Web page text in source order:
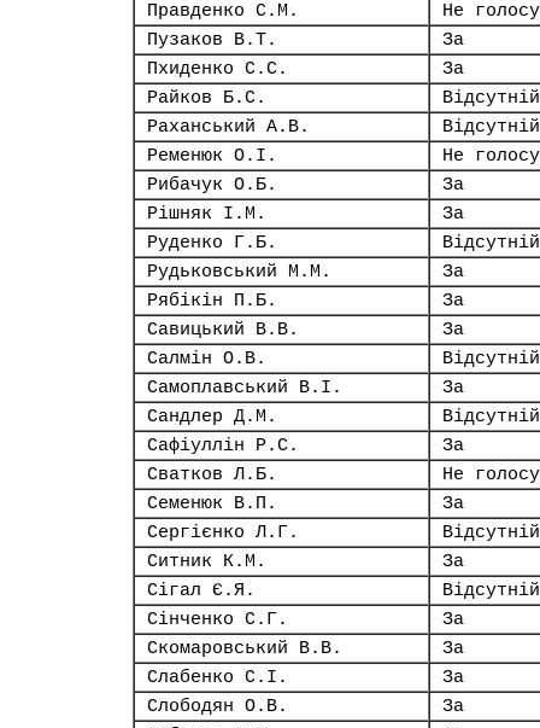
Правденко С.М.
Не
Пузаков В.Т.
За
Пхиденко С.С.
За
Райков Б.С.
Відсутній
Раханський А.В.
Відсутній
Ременюк О.І.
Не
Рибачук О.Б.
За
Рішняк І.М.
За
Руденко Г.Б.
Відсутній
Рудьковський М.М.
За
Рябікін П.Б.
За
Савицький В.В.
За
Салмін О.В.
Відсутній
Самоплавський В.І.
За
Сандлер Д.М.
Відсутній
Сафіуллін Р.С.
За
Сватков Л.Б.
Не
Семенюк В.П.
За
Сергієнко Л.Г.
Відсутній
Ситник К.М.
За
Сігал Є.Я.
Відсутній
Сінченко С.Г.
За
Скомаровський В.В.
За
Слабенко С.І.
За
Слободян О.В.
За